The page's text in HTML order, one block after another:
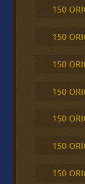
150
150
150
150
150
150
150